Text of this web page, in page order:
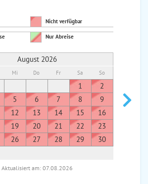
Nicht verfügbar
Nur Abreise
August 2026
Mi Do Fr Sa So
1
2
5 6 7 8
9
12 13 14 15
16
19 20 21 22
23
26 27 28 29
30
7
Aktualisiert am: 07.08.2026